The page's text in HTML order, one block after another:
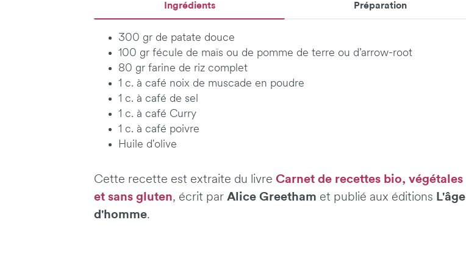
Ingrédients Préparation
300 gr de patate douce
100 gr fécule de maïs ou de pomme de terre ou d’arrow-root
80 gr farine de riz complet
1 c. à café noix de muscade en poudre
1 c. à café de sel
1 c. à café Curry
1 c. à café poivre
Huile d'olive
Cette recette est extraite du livre Carnet de recettes bio, végétales
et sans gluten, écrit par Alice Greetham et publié aux éditions L'âge
d'homme.